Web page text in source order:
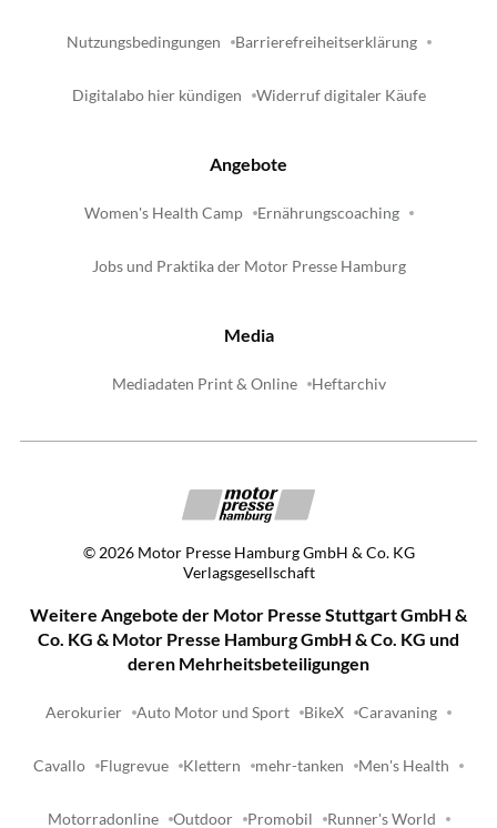
Nutzungsbedingungen Barrierefreiheitserklärung
Digitalabo hier kündigen Widerruf digitaler Käufe
Angebote
Women's Health Camp Ernährungscoaching
Jobs und Praktika der Motor Presse Hamburg
Media
Mediadaten Print & Online Heftarchiv
© 2026 Motor Presse Hamburg GmbH & Co. KG
Verlagsgesellschaft
Weitere Angebote der Motor Presse Stuttgart GmbH &
Co. KG & Motor Presse Hamburg GmbH & Co. KG und
deren Mehrheitsbeteiligungen
Aerokurier Auto Motor und Sport BikeX Caravaning
Cavallo Flugrevue Klettern mehr-tanken Men's Health
Motorradonline Outdoor Promobil Runner's World